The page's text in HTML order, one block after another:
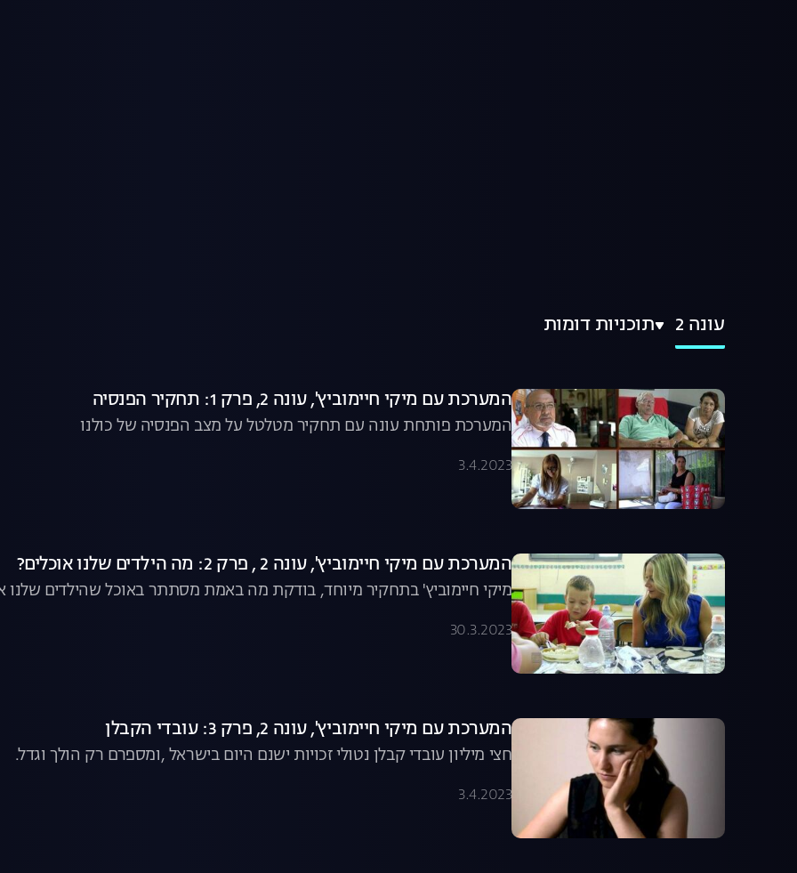
עונה 2 תוכניות דומות
המערכת עם מיקי חיימוביץ', עונה 2, פרק 1: תחקיר הפנסיה
המערכת פותחת עונה עם תחקיר מטלטל על מצב הפנסיה של כולנו
3.4.2023
המערכת עם מיקי חיימוביץ', עונה 2 , פרק 2: מה הילדים שלנו אוכלים?
מיקי חיימוביץ' בתחקיר מיוחד, בודקת מה באמת מסתתר באוכל שהילדים שלנו
30.3.2023
המערכת עם מיקי חיימוביץ', עונה 2, פרק 3: עובדי הקבלן
חצי מיליון עובדי קבלן נטולי זכויות ישנם היום בישראל ,ומספרם רק הולך וגדל.
3.4.2023